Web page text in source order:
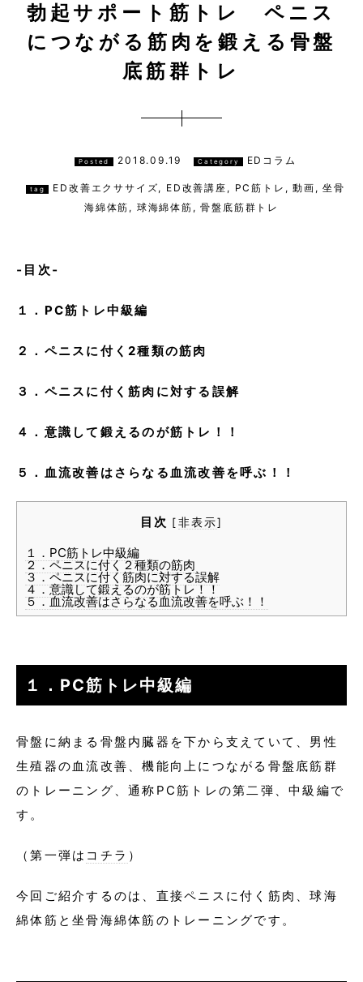
勃起サポート筋トレ ペニス
につながる筋肉を鍛える骨盤
底筋群トレ
Posted 2018.09.19 Category EDコラム
tag ED改善エクササイズ, ED改善講座 , PC筋トレ ,動画 ,坐骨
海綿体筋 , 球海綿体筋 ,骨盤底筋群トレ
‐目次‐
１．PC筋トレ中級編
２．ペニスに付く2種類の筋肉
３．ペニスに付く筋肉に対する誤解
４．意識して鍛えるのが筋トレ！！
５．血流改善はさらなる血流改善を呼ぶ！！
目次 [非表示]
１．PC筋トレ中級編
２．ペニスに付く２種類の筋肉
３．ペニスに付く筋肉に対する誤解
４．意識して鍛えるのが筋トレ！！
５．血流改善はさらなる血流改善を呼ぶ！！
１．PC筋トレ中級編
骨盤に納まる骨盤内臓器を下から支えていて、男性
生殖器の血流改善、機能向上につながる骨盤底筋群
のトレーニング、通称PC筋トレの第二弾、中級編で
す。
（第一弾は コチラ ）
今回ご紹介するのは、直接ペニスに付く筋肉、球海
綿体筋と坐骨海綿体筋のトレーニングです。